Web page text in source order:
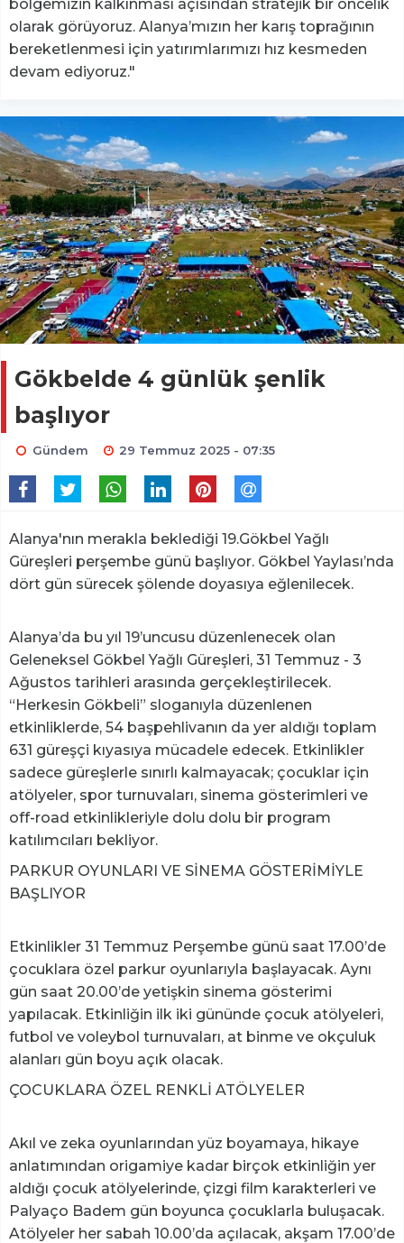
bölgemizin kalkınması açısından stratejik bir öncelik
olarak görüyoruz. Alanya’mızın her karış toprağının
bereketlenmesi için yatırımlarımızı hız kesmeden
devam ediyoruz."
Gökbelde 4 günlük şenlik
başlıyor
Gündem 29 Temmuz 2025 - 07:35
Alanya'nın merakla beklediği 19.Gökbel Yağlı
Güreşleri perşembe günü başlıyor. Gökbel Yaylası’nda
dört gün sürecek şölende doyasıya eğlenilecek.
Alanya’da bu yıl 19’uncusu düzenlenecek olan
Geleneksel Gökbel Yağlı Güreşleri, 31 Temmuz - 3
Ağustos tarihleri arasında gerçekleştirilecek.
“Herkesin Gökbeli” sloganıyla düzenlenen
etkinliklerde, 54 başpehlivanın da yer aldığı toplam
631 güreşçi kıyasıya mücadele edecek. Etkinlikler
sadece güreşlerle sınırlı kalmayacak; çocuklar için
atölyeler, spor turnuvaları, sinema gösterimleri ve
off-road etkinlikleriyle dolu dolu bir program
katılımcıları bekliyor.
PARKUR OYUNLARI VE SİNEMA GÖSTERİMİYLE
BAŞLIYOR
Etkinlikler 31 Temmuz Perşembe günü saat 17.00’de
çocuklara özel parkur oyunlarıyla başlayacak. Aynı
gün saat 20.00’de yetişkin sinema gösterimi
yapılacak. Etkinliğin ilk iki gününde çocuk atölyeleri,
futbol ve voleybol turnuvaları, at binme ve okçuluk
alanları gün boyu açık olacak.
ÇOCUKLARA ÖZEL RENKLİ ATÖLYELER
Akıl ve zeka oyunlarından yüz boyamaya, hikaye
anlatımından origamiye kadar birçok etkinliğin yer
aldığı çocuk atölyelerinde, çizgi film karakterleri ve
Palyaço Badem gün boyunca çocuklarla buluşacak.
Atölyeler her sabah 10.00’da açılacak, akşam 17.00’de